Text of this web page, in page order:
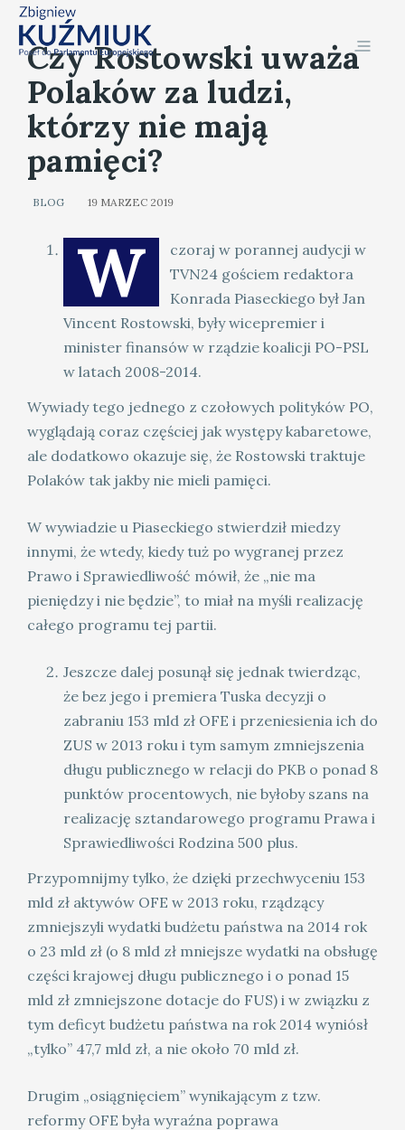
Czy Rostowski uważa
Polaków za ludzi,
którzy nie mają
pamięci?
BLOG 19 MARZEC 2019
W
czoraj w porannej audycji w
TVN24 gościem redaktora
Konrada Piaseckiego był Jan
Vincent Rostowski, były wicepremier i
minister finansów w rządzie koalicji PO-PSL
w latach 2008-2014.
Wywiady tego jednego z czołowych polityków PO,
wyglądają coraz częściej jak występy kabaretowe,
ale dodatkowo okazuje się, że Rostowski traktuje
Polaków tak jakby nie mieli pamięci.
W wywiadzie u Piaseckiego stwierdził miedzy
innymi, że wtedy, kiedy tuż po wygranej przez
Prawo i Sprawiedliwość mówił, że „nie ma
pieniędzy i nie będzie”, to miał na myśli realizację
całego programu tej partii.
Jeszcze dalej posunął się jednak twierdząc,
że bez jego i premiera Tuska decyzji o
zabraniu 153 mld zł OFE i przeniesienia ich do
ZUS w 2013 roku i tym samym zmniejszenia
długu publicznego w relacji do PKB o ponad 8
punktów procentowych, nie byłoby szans na
realizację sztandarowego programu Prawa i
Sprawiedliwości Rodzina 500 plus.
Przypomnijmy tylko, że dzięki przechwyceniu 153
mld zł aktywów OFE w 2013 roku, rządzący
zmniejszyli wydatki budżetu państwa na 2014 rok
o 23 mld zł (o 8 mld zł mniejsze wydatki na obsługę
części krajowej długu publicznego i o ponad 15
mld zł zmniejszone dotacje do FUS) i w związku z
tym deficyt budżetu państwa na rok 2014 wyniósł
„tylko” 47,7 mld zł, a nie około 70 mld zł.
Drugim „osiągnięciem” wynikającym z tzw.
reformy OFE była wyraźna poprawa